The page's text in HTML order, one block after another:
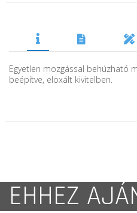
Egyetlen mozgással behúzható
beépítve, eloxált kivitelben.
EHHEZ